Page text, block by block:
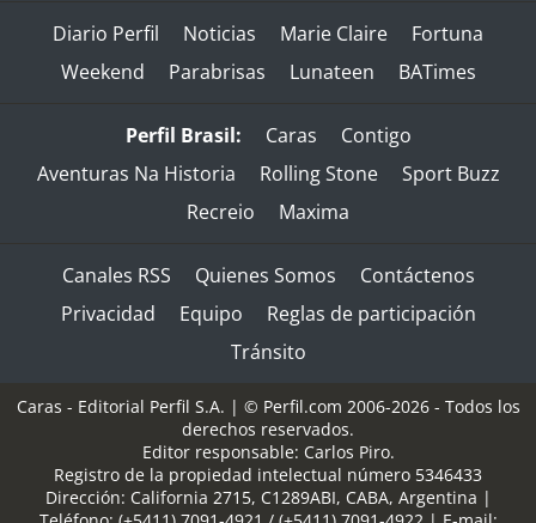
Diario Perfil Noticias Marie Claire
Fortuna
Weekend
Parabrisas Lunateen BATimes
Perfil Brasil: Caras
Contigo
Aventuras Na Historia
Rolling Stone
Sport Buzz
Recreio
Maxima
Canales RSS Quienes Somos
Contáctenos
Privacidad
Equipo
Reglas de participación
Tránsito
Caras - Editorial Perfil S.A. | © Perfil.com 2006-2026 - Todos los
derechos reservados.
Editor responsable: Carlos Piro.
Registro de la propiedad intelectual número 5346433
Dirección: California 2715, C1289ABI, CABA, Argentina |